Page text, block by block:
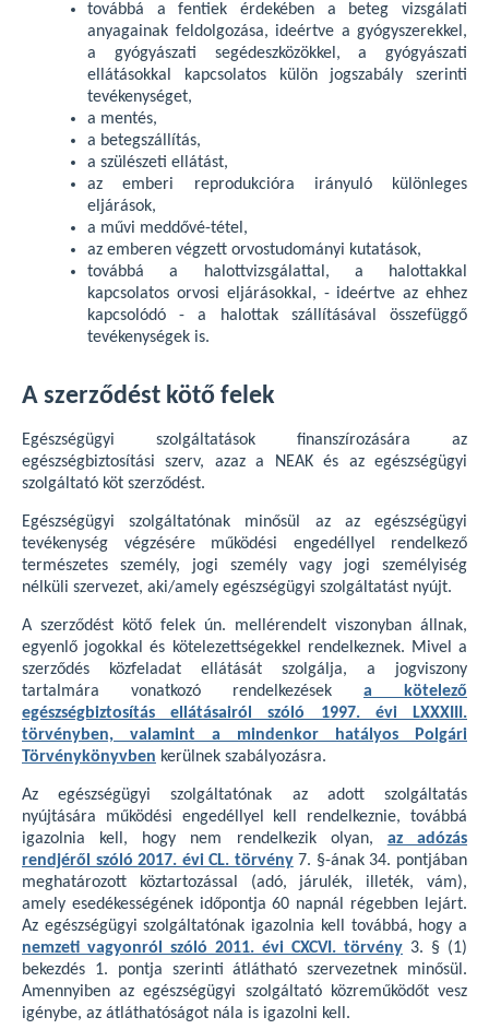
továbbá a fentiek érdekében a beteg vizsgálati
anyagainak feldolgozása, ideértve a gyógyszerekkel,
a gyógyászati segédeszközökkel, a gyógyászati
ellátásokkal kapcsolatos külön jogszabály szerinti
tevékenységet,
a mentés,
a betegszállítás,
a szülészeti ellátást,
az emberi reprodukcióra irányuló különleges
eljárások,
a művi meddővé-tétel,
az emberen végzett orvostudományi kutatások,
továbbá a halottvizsgálattal, a halottakkal
kapcsolatos orvosi eljárásokkal, - ideértve az ehhez
kapcsolódó - a halottak szállításával összefüggő
tevékenységek is.
A szerződést kötő felek
Egészségügyi szolgáltatások finanszírozására az
egészségbiztosítási szerv, azaz a NEAK és az egészségügyi
szolgáltató köt szerződést.
Egészségügyi szolgáltatónak minősül az az egészségügyi
tevékenység végzésére működési engedéllyel rendelkező
természetes személy, jogi személy vagy jogi személyiség
nélküli szervezet, aki/amely egészségügyi szolgáltatást nyújt.
A szerződést kötő felek ún. mellérendelt viszonyban állnak,
egyenlő jogokkal és kötelezettségekkel rendelkeznek. Mivel a
szerződés közfeladat ellátását szolgálja, a jogviszony
tartalmára vonatkozó rendelkezések a kötelező
egészségbiztosítás ellátásairól szóló 1997. évi LXXXIII.
törvényben, valamint a mindenkor hatályos Polgári
Törvénykönyvben kerülnek szabályozásra.
Az egészségügyi szolgáltatónak az adott szolgáltatás
nyújtására működési engedéllyel kell rendelkeznie, továbbá
igazolnia kell, hogy nem rendelkezik olyan, az adózás
rendjéről szóló2017. évi CL. törvény 7. §-ának 34. pontjában
meghatározott köztartozással (adó, járulék, illeték, vám),
amely esedékességének időpontja 60 napnál régebben lejárt.
Az egészségügyi szolgáltatónak igazolnia kell továbbá, hogy a
nemzeti vagyonról szóló 2011. évi CXCVI. törvény 3. § (1)
bekezdés 1. pontja szerinti átlátható szervezetnek minősül.
Amennyiben az egészségügyi szolgáltató közreműködőt vesz
igénybe, az átláthatóságot nála is igazolni kell.